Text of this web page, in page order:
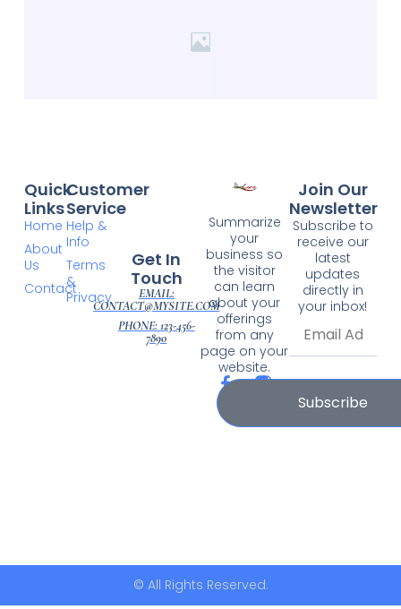
Summarize
your
business so
the visitor
can learn
about your
offerings
from any
page on your
website.
Customer
Service
Help &
Info
Terms
&
Privacy
Quick
Links
Home
About
Us
Contact
Get In
Touch
EMAIL:
CONTACT@MYSITE.COM
PHONE: 123-456-
7890
Join Our
Newsletter
Subscribe to
receive our
latest
updates
directly in
your inbox!
Subscribe
© All Rights Reserved.